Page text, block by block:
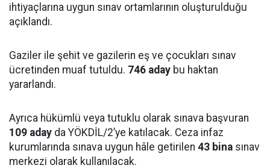
ihtiyaçlarına uygun sınav ortamlarının oluşturulduğu
açıklandı.
Gaziler ile şehit ve gazilerin eş ve çocukları sınav
ücretinden muaf tutuldu. 746 aday bu haktan
yararlandı.
Ayrıca hükümlü veya tutuklu olarak sınava başvuran
109 aday da YÖKDİL/2’ye katılacak. Ceza infaz
kurumlarında sınava uygun hâle getirilen 43 bina sınav
merkezi olarak kullanılacak.